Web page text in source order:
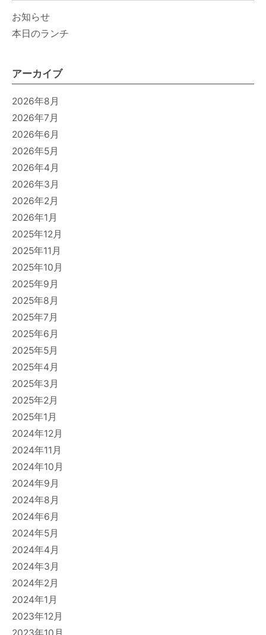
お知らせ
本日のランチ
アーカイブ
2026年8月
2026年7月
2026年6月
2026年5月
2026年4月
2026年3月
2026年2月
2026年1月
2025年12月
2025年11月
2025年10月
2025年9月
2025年8月
2025年7月
2025年6月
2025年5月
2025年4月
2025年3月
2025年2月
2025年1月
2024年12月
2024年11月
2024年10月
2024年9月
2024年8月
2024年6月
2024年5月
2024年4月
2024年3月
2024年2月
2024年1月
2023年12月